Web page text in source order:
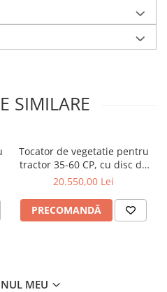
SIMILARE
Tocator de vegetatie pentru
tractor 35-60 CP, cu disc de
cosire lateral cu palpator,
tractor , Graecus ATK155-H
20.550,00 Lei
PRECOMANDĂ
MEU